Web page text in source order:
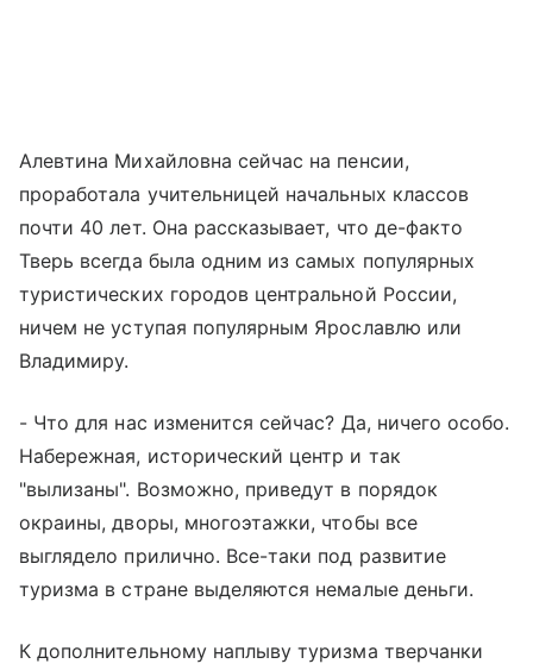
Алевтина Михайловна сейчас на пенсии,
проработала учительницей начальных классов
почти 40 лет. Она рассказывает, что де-факто
Тверь всегда была одним из самых популярных
туристических городов центральной России,
ничем не уступая популярным Ярославлю или
Владимиру.
- Что для нас изменится сейчас? Да, ничего особо.
Набережная, исторический центр и так
"вылизаны". Возможно, приведут в порядок
окраины, дворы, многоэтажки, чтобы все
выглядело прилично. Все-таки под развитие
туризма в стране выделяются немалые деньги.
К дополнительному наплыву туризма тверчанки